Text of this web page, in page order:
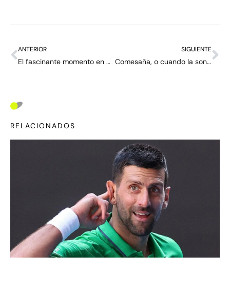
ANTERIOR
El fascinante momento en que nace una estrella: los días felices de Río y Joao Fonseca
SIGUIENTE
Comesaña, o cuando la sonrisa gana partidos: “Me río porque estoy haciendo lo que me gusta”
RELACIONADOS